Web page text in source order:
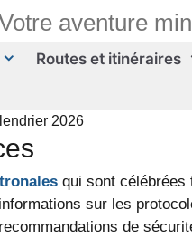
aventure
Routes et itinéraires
2026
qui sont célébrées
sur les
de